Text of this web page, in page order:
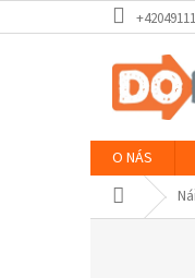
na
O NÁS
Domů